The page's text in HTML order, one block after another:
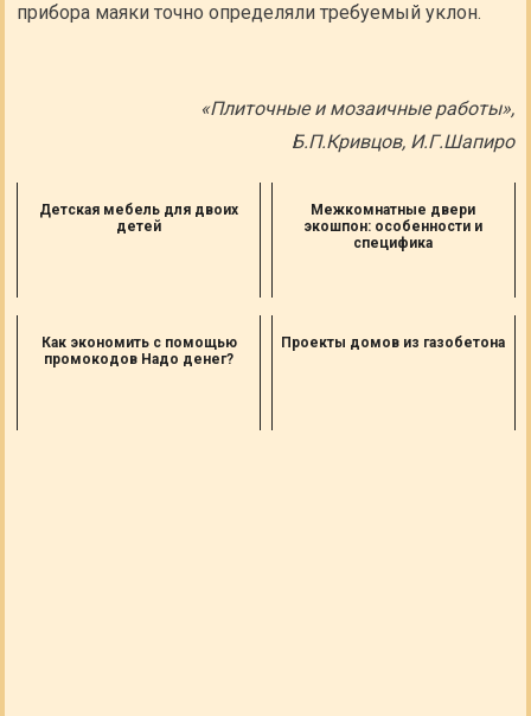
прибора маяки точно определяли требуемый уклон.
«Плиточные и мозаичные работы»,
Б.П.Кривцов, И.Г.Шапиро
Детская мебель для двоих
детей
Межкомнатные двери
экошпон: особенности и
специфика
Как экономить с помощью
промокодов Надо денег?
Проекты домов из газобетона